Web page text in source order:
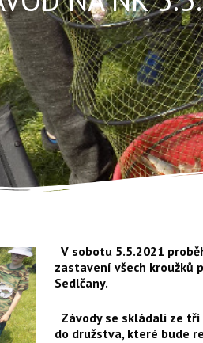
V sobotu 5.5.2021
zastavení všech kroužků
Sedlčany.
Závody se skládali ze
do družstva, které bude